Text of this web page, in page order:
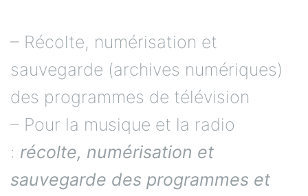
– Récolte, numérisation et
sauvegarde (archives numériques)
des programmes de télévision
– Pour la musique et la radio
: récolte, numérisation et
sauvegarde des programmes et